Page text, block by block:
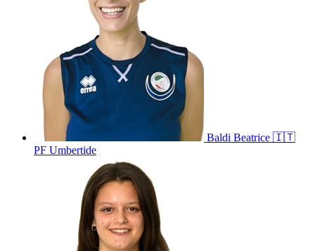
Baldi Beatrice 🇮🇹
PF Umbertide